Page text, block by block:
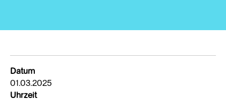
Datum
01.03.2025
Uhrzeit